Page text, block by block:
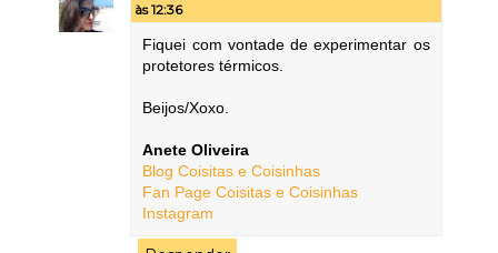
às 12:36
Fiquei com vontade de experimentar os
protetores térmicos.
Beijos/Xoxo.
Anete Oliveira
Blog Coisitas e Coisinhas
Fan Page Coisitas e Coisinhas
Instagram